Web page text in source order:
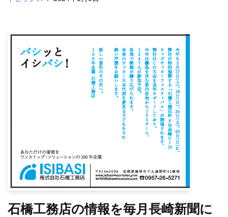
石橋工務店の情報を毎月長崎新聞に